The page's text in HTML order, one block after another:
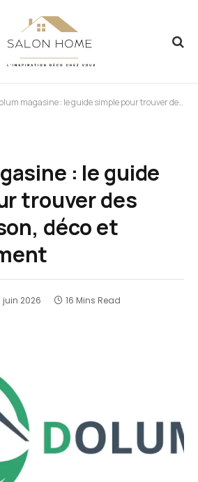
magasine : le guide simple pour trouver des idées maison, déco et aménagement
: le guide
trouver des
déco et
juin 2026 16 Mins Read